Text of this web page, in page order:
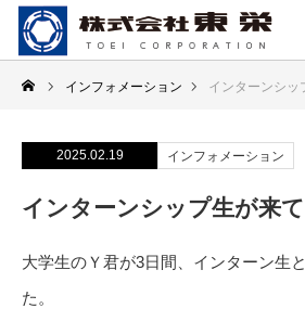
インフォメーション インターンシッ
2025.02.19 インフォメーション
インターンシップ生が来
大学生のＹ君が3日間、インターン生
た。